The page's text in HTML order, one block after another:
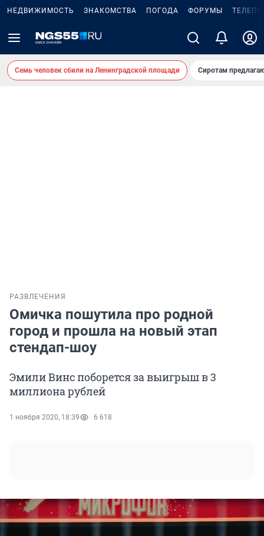
НЕДВИЖИМОСТЬ ЗНАКОМСТВА ПОГОДА ФОРУМЫ
Семь человек сбили на Ленинградской площади Сиротам
РАЗВЛЕЧЕНИЯ
Омичка пошутила про родной
город и прошла на новый этап
стендап-шоу
Эмили Винс поборется за выигрыш в 3
миллиона рублей
1 ноября 2020, 18:39 6 618